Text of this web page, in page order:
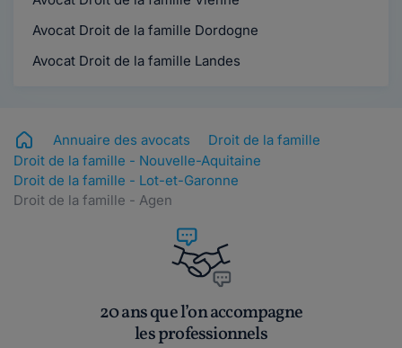
Avocat Droit de la famille Dordogne
Avocat Droit de la famille Landes
Annuaire des avocats
Droit de la famille
Droit de la famille - Nouvelle-Aquitaine
Droit de la famille - Lot-et-Garonne
Droit de la famille - Agen
20 ans que l’on accompagne
les professionnels